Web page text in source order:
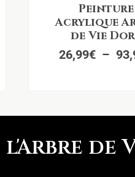
Peinture
Acrylique
de Vie
26,99€ –
de